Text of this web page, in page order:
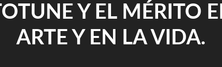
Y EL MÉRITO
ARTE Y EN LA VIDA.